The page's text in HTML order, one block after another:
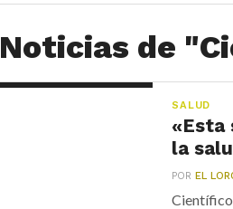
Noticias de
SALUD
«Esta
la
POREL